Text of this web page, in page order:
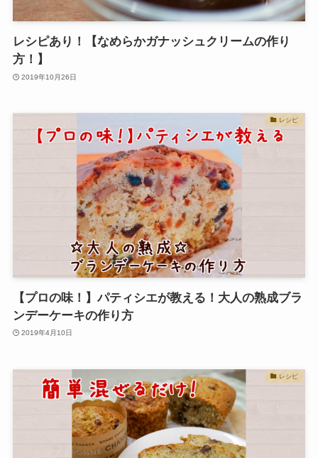
レシピあり！【なめらかガナッシュクリームの作り
方！】
2019年10月26日
レシピ
【プロの味！】パティシエが教える！大人の熟成ブラ
ンデーケーキの作り方
2019年4月10日
レシピ